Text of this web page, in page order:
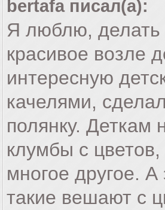
bertafa писал(а):
Я люблю, делать
красивое возле
интересную
качелями,
полянку. Деткам
клумбы с
многое другое.
такие вешают с